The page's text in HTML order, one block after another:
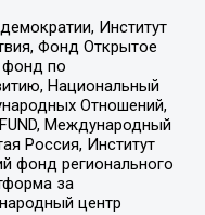
Институт
Фонд Открытое
фонд по
Национальный
Отношений,
FUND, Международный
Россия, Институт
фонд регионального
за
центр